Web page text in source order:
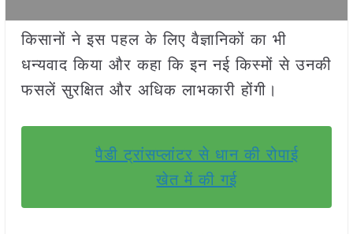
किसानों ने इस पहल के लिए वैज्ञानिकों का भी
धन्यवाद किया और कहा कि इन नई किस्मों से उनकी
फसलें सुरक्षित और अधिक लाभकारी होंगी।
पैडी ट्रांसप्लांटर से धान की रोपाई
खेत में की गई